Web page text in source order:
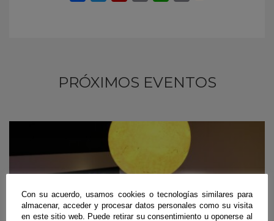
PRÓXIMOS EVENTOS
Con su acuerdo, usamos cookies o tecnologías similares para
almacenar, acceder y procesar datos personales como su visita
en este sitio web. Puede retirar su consentimiento u oponerse al